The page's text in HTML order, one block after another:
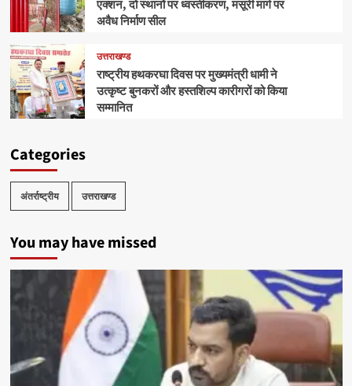
एक्शन, दो स्थानों पर ध्वस्तीकरण, मसूरी मार्ग पर
अवैध निर्माण सील
उत्तराखण्ड
राष्ट्रीय हथकरघा दिवस पर मुख्यमंत्री धामी ने
उत्कृष्ट बुनकरों और हस्तशिल्प कारीगरों को किया
सम्मानित
Categories
अंतर्राष्ट्रीय उत्तराखण्ड
You may have missed